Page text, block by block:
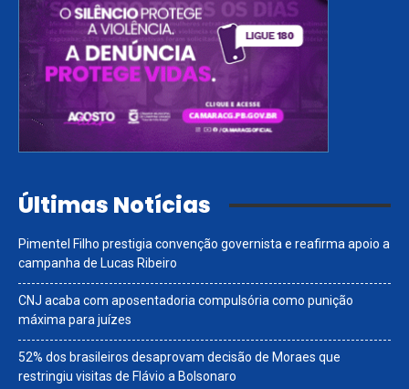
Últimas Notícias
Pimentel Filho prestigia convenção governista e reafirma apoio a
campanha de Lucas Ribeiro
CNJ acaba com aposentadoria compulsória como punição
máxima para juízes
52% dos brasileiros desaprovam decisão de Moraes que
restringiu visitas de Flávio a Bolsonaro